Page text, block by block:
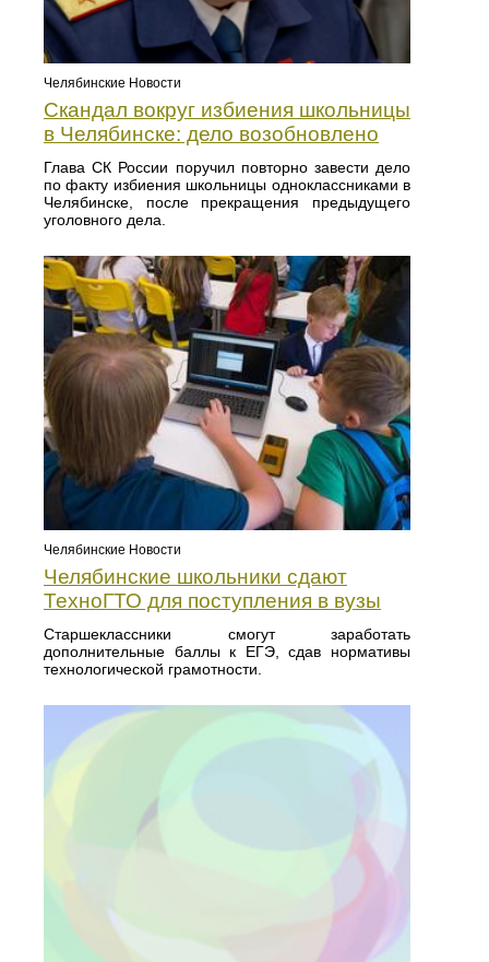
Челябинские Новости
Скандал вокруг избиения школьницы
в Челябинске: дело возобновлено
Глава СК России поручил повторно завести дело
по факту избиения школьницы одноклассниками в
Челябинске, после прекращения предыдущего
уголовного дела.
Челябинские Новости
Челябинские школьники сдают
ТехноГТО для поступления в вузы
Старшеклассники смогут заработать
дополнительные баллы к ЕГЭ, сдав нормативы
технологической грамотности.